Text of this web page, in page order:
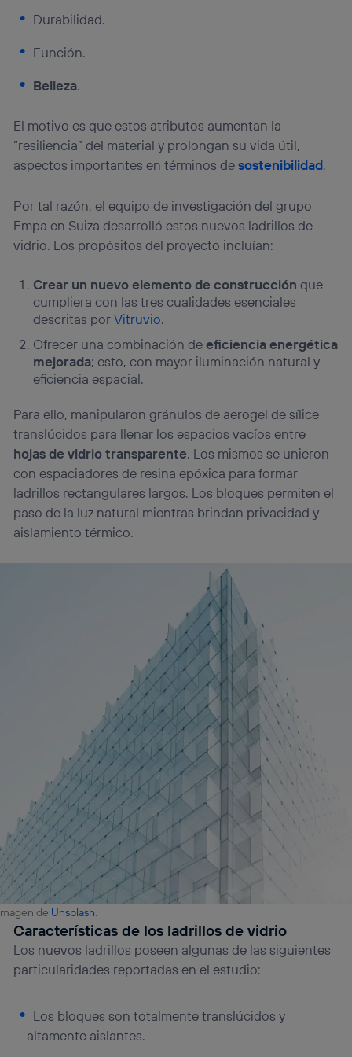
Durabilidad.
Función.
Belleza.
El motivo es que estos atributos aumentan la
“resiliencia” del material y prolongan su vida útil,
aspectos importantes en términos desostenibilidad.
Por tal razón, el equipo de investigación del grupo
Empa en Suiza desarrolló estos nuevos ladrillos de
vidrio. Los propósitos del proyecto incluían:
Crear un nuevo elemento de construcción que
cumpliera con las tres cualidades esenciales
descritas porVitruvio.
Ofrecer una combinación deeficiencia energética
mejorada; esto, con mayor iluminación natural y
eficiencia espacial.
Para ello, manipularon gránulos de aerogel de sílice
translúcidos para llenar los espacios vacíos entre
hojas de vidrio transparente. Los mismos se unieron
con espaciadores de resina epóxica para formar
ladrillos rectangulares largos. Los bloques permiten el
paso de la luz natural mientras brindan privacidad y
aislamiento térmico.
de Unsplash.
Características de los ladrillos de vidrio
Los nuevos ladrillos poseen algunas de las siguientes
particularidades reportadas en el estudio:
Los bloques son totalmente translúcidos y
altamente aislantes.
Puedes gestionar los consentimientos Utiq seleccionando
visitando el
la política de privacidad de Utiq